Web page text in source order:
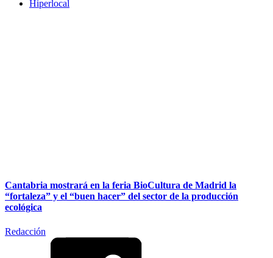
Hiperlocal
Cantabria mostrará en la feria BioCultura de Madrid la
“fortaleza” y el “buen hacer” del sector de la producción
ecológica
Redacción